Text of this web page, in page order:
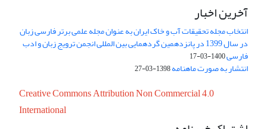
آخرین اخبار
انتخاب مجله تحقیقات آب و خاک ایران به عنوان مجله علمی برتر فارسی زبان
در سال 1399 در پانزدهمین گردهمایی بین المللی انجمن ترویج زبان و ادب
فارسی1400-03-17
انتشار به صورت ماهنامه1398-03-27
Creative Commons Attribution Non Commercial 4.0
International